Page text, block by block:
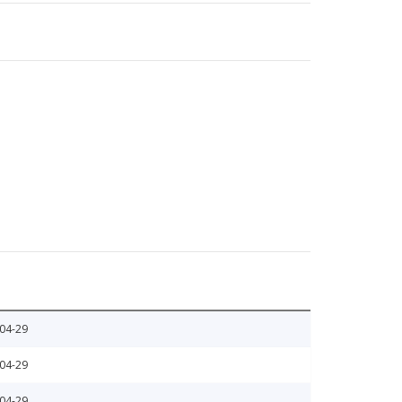
29
29